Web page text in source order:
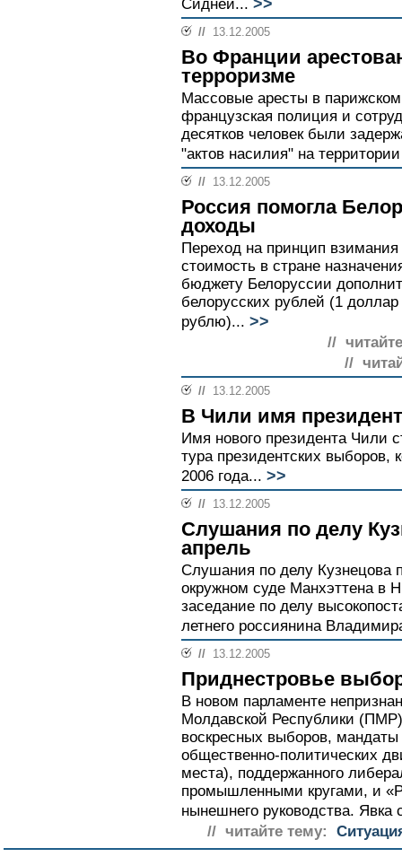
Сидней...
// 13.12.2005
Во Франции
терроризме
Массовые аресты в
французская полиция и
десятков человек были
"актов насилия" на
// 13.12.2005
Россия помогла
доходы
Переход на принцип
стоимость в стране
бюджету Белоруссии
белорусских рублей (1
рублю)... >>
//
//
// 13.12.2005
В Чили имя
Имя нового президента Чили
тура президентских выборов,
2006 года... >>
// 13.12.2005
Слушания по делу
апрель
Слушания по делу Кузнецова
окружном суде Манхэттена в
заседание по делу
летнего россиянина
// 13.12.2005
Приднестровье
В новом парламенте
Молдавской Республики
воскресных выборов,
общественно-политических
места), поддержанного
промышленными кругами, и
нынешнего руководства. Явка
// читайте тему: